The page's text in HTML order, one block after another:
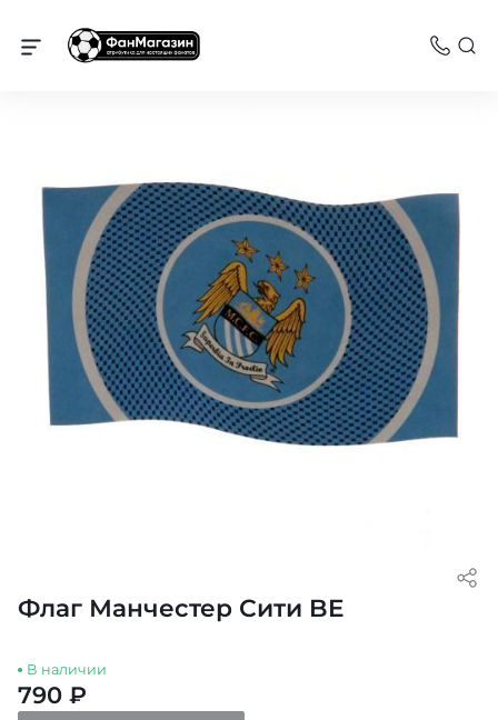
Манчестер Сити
Флаг Манчестер Сити BE
В наличии
790 ₽